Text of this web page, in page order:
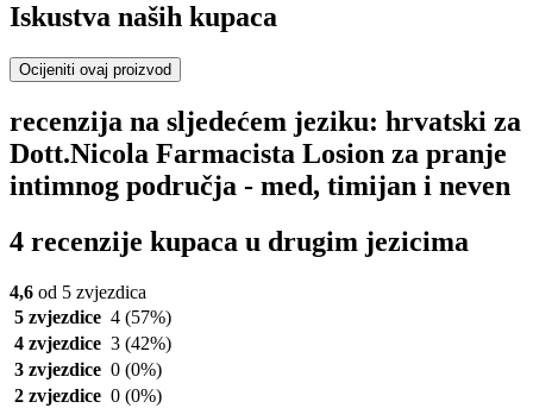
Iskustva naših kupaca
Ocijeniti ovaj proizvod
recenzija na sljedećem jeziku: hrvatski za
Dott.Nicola Farmacista Losion za pranje
intimnog područja - med, timijan i neven
4 recenzije kupaca u drugim jezicima
4,6 od 5 zvjezdica
5 zvjezdice 4 (57%)
4 zvjezdice 3 (42%)
3 zvjezdice 0 (0%)
2 zvjezdice 0 (0%)